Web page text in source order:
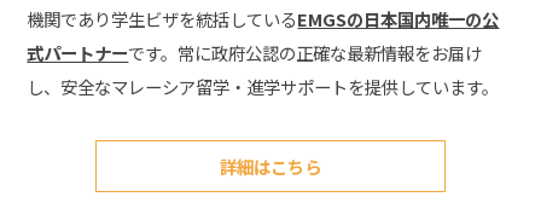
機関であり学生ビザを統括しているEMGSの日本国内唯一の公
式パートナーです。常に政府公認の正確な最新情報をお届け
し、安全なマレーシア留学・進学サポートを提供しています。
詳細はこちら